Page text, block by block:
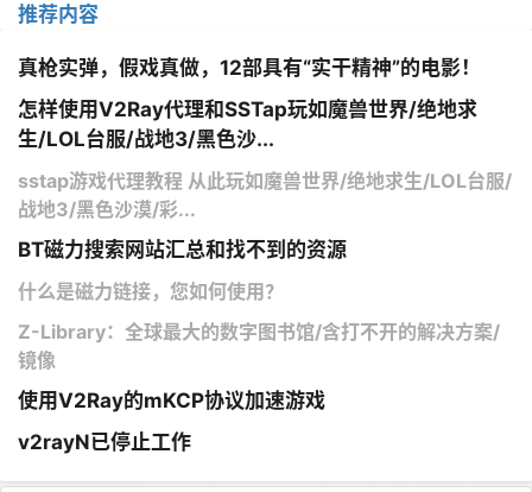
推荐内容
真枪实弹，假戏真做，12部具有“实干精神”的电影！
怎样使用V2Ray代理和SSTap玩如魔兽世界/绝地求
生/LOL台服/战地3/黑色沙...
sstap游戏代理教程 从此玩如魔兽世界/绝地求生/LOL台服/
战地3/黑色沙漠/彩...
BT磁力搜索网站汇总和找不到的资源
什么是磁力链接，您如何使用？
Z-Library：全球最大的数字图书馆/含打不开的解决方案/
镜像
使用V2Ray的mKCP协议加速游戏
v2rayN已停止工作